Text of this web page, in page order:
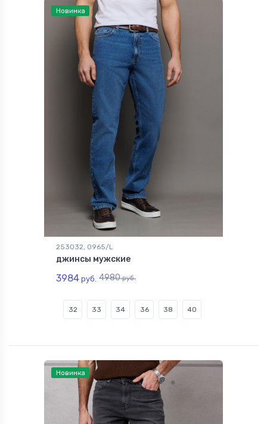
Новинка
253032, 0965/L
джинсы мужские
3984 руб. 4980руб.
32 33 34 36 38 40
Новинка